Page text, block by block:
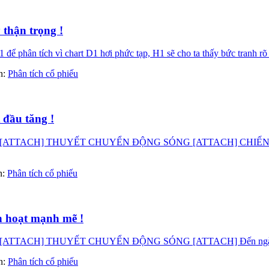
thận trọng !
phân tích vì chart D1 hơi phức tạp, H1 sẽ cho ta thấy bức tranh
Phân tích cổ phiếu
tăng !
THUYẾT CHUYỂN ĐỘNG SÓNG [ATTACH] CHIẾN
Phân tích cổ phiếu
mạnh mẽ !
THUYẾT CHUYỂN ĐỘNG SÓNG [ATTACH] Đến ngày
Phân tích cổ phiếu